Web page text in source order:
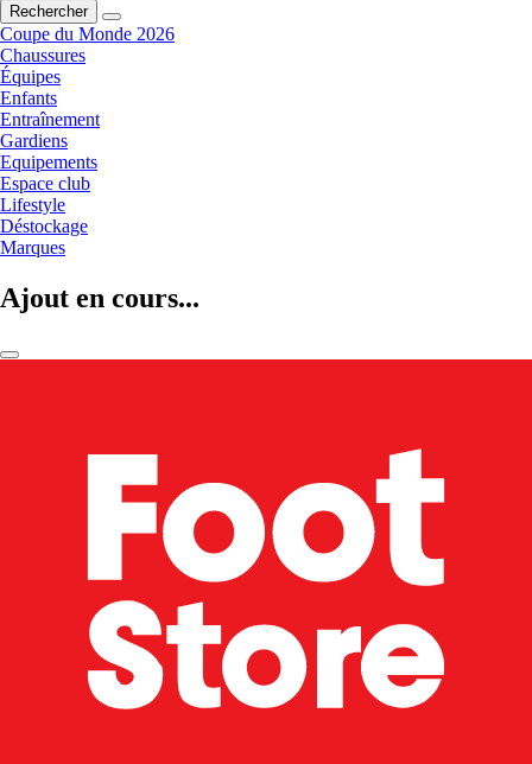
Rechercher
Coupe du Monde 2026
Chaussures
Équipes
Enfants
Entraînement
Gardiens
Equipements
Espace club
Lifestyle
Déstockage
Marques
Ajout en cours...